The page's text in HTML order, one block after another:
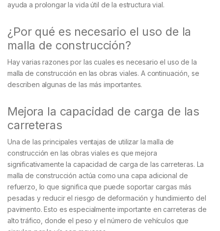
ayuda a prolongar la vida útil de la estructura vial.
¿Por qué es necesario el uso de la
malla de construcción?
Hay varias razones por las cuales es necesario el uso de la
malla de construcción en las obras viales. A continuación, se
describen algunas de las más importantes.
Mejora la capacidad de carga de las
carreteras
Una de las principales ventajas de utilizar la malla de
construcción en las obras viales es que mejora
significativamente la capacidad de carga de las carreteras. La
malla de construcción actúa como una capa adicional de
refuerzo, lo que significa que puede soportar cargas más
pesadas y reducir el riesgo de deformación y hundimiento del
pavimento. Esto es especialmente importante en carreteras de
alto tráfico, donde el peso y el número de vehículos que